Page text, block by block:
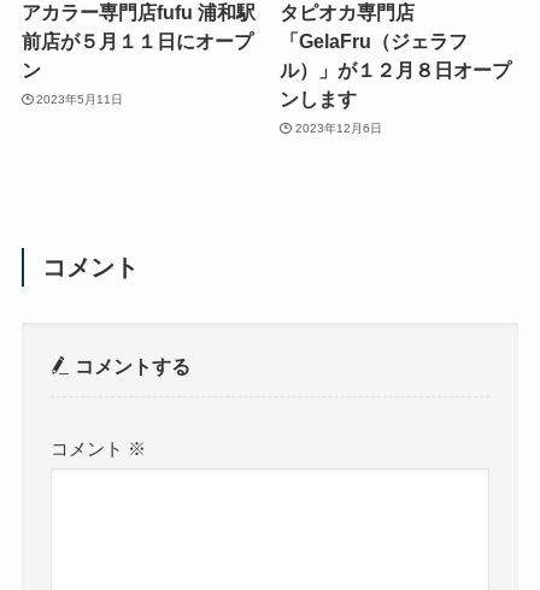
アカラー専門店fufu 浦和駅
前店が５月１１日にオープ
ン
2023年5月11日
タピオカ専門店
「GelaFru（ジェラフ
ル）」が１２月８日オープ
ンします
2023年12月6日
コメント
コメントする
コメント ※